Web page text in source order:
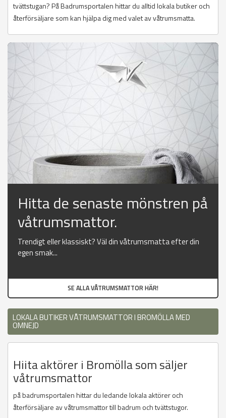
tvättstugan? På Badrumsportalen hittar du alltid lokala butiker och
återförsäljare som kan hjälpa dig med valet av våtrumsmatta.
Hitta de senaste mönstren på
våtrumsmattor.
Trendigt eller klassiskt? Väl din våtrumsmatta efter din
egen smak...
SE ALLA VÅTRUMSMATTOR HÄR!
LOKALA BUTIKER VÅTRUMSMATTOR I BROMÖLLA MED
OMNEJD
Hiita aktörer i Bromölla som säljer
våtrumsmattor
på badrumsportalen hittar du ledande lokala aktörer och
återförsäljare av våtrumsmattor till badrum och tvättstugor.